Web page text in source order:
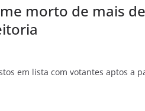
morto de mais
em lista com votantes aptos a